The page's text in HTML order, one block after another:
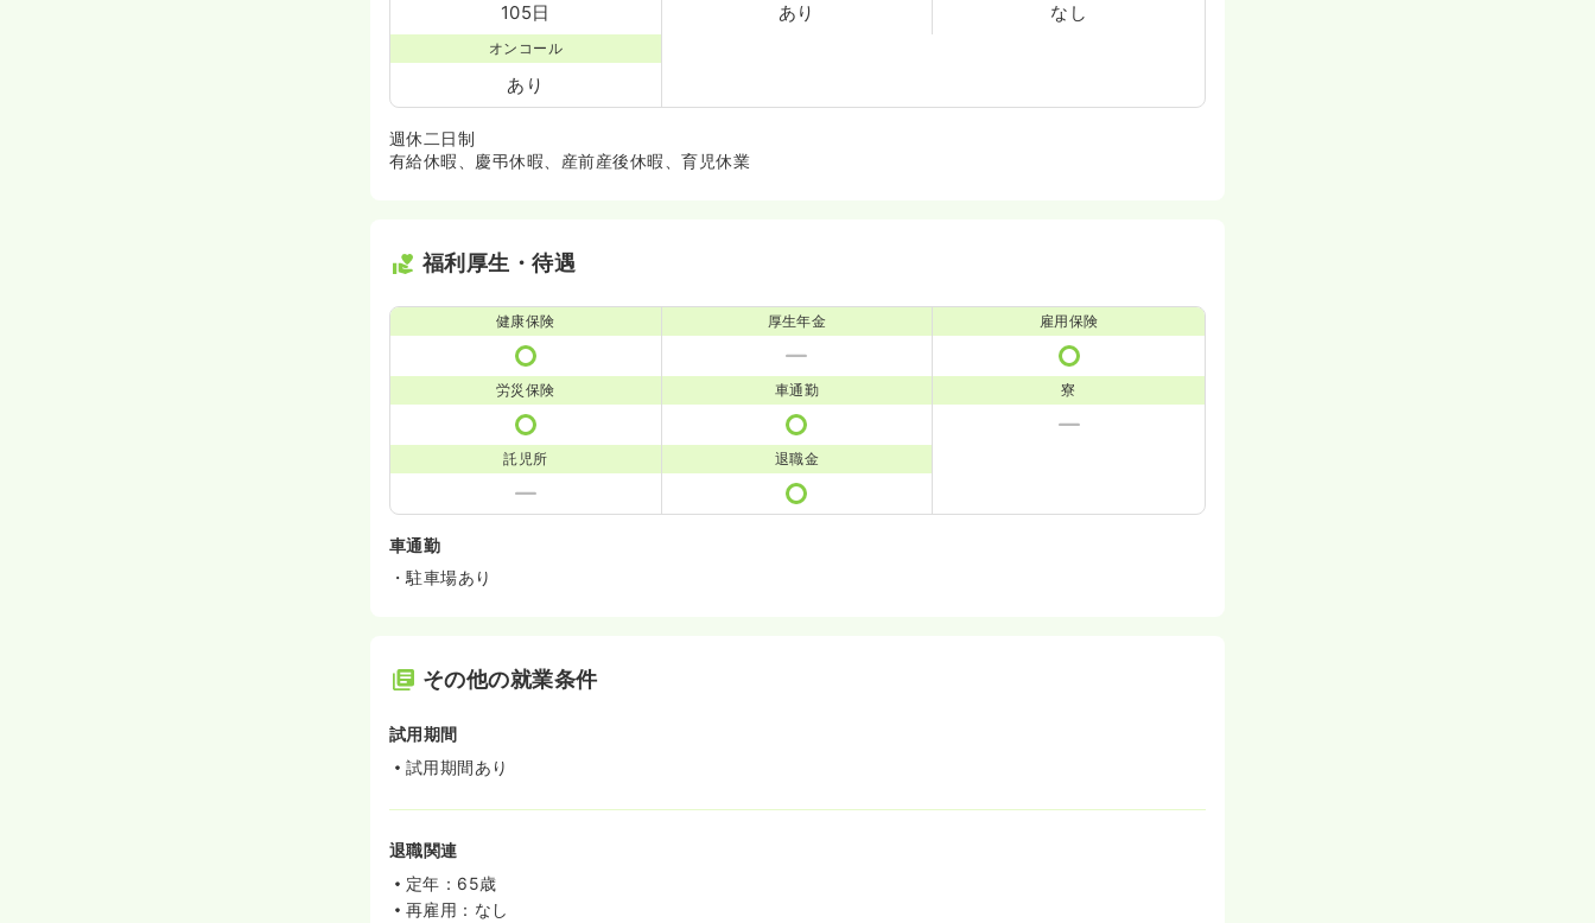
105日 あり なし
オンコール
あり
週休二日制
有給休暇、慶弔休暇、産前産後休暇、育児休業
福利厚生・待遇
健康保険 厚生年金 雇用保険
労災保険 車通勤 寮
託児所 退職金
車通勤
・駐車場あり
その他の就業条件
試用期間
試用期間あり
退職関連
定年：65歳
再雇用：なし